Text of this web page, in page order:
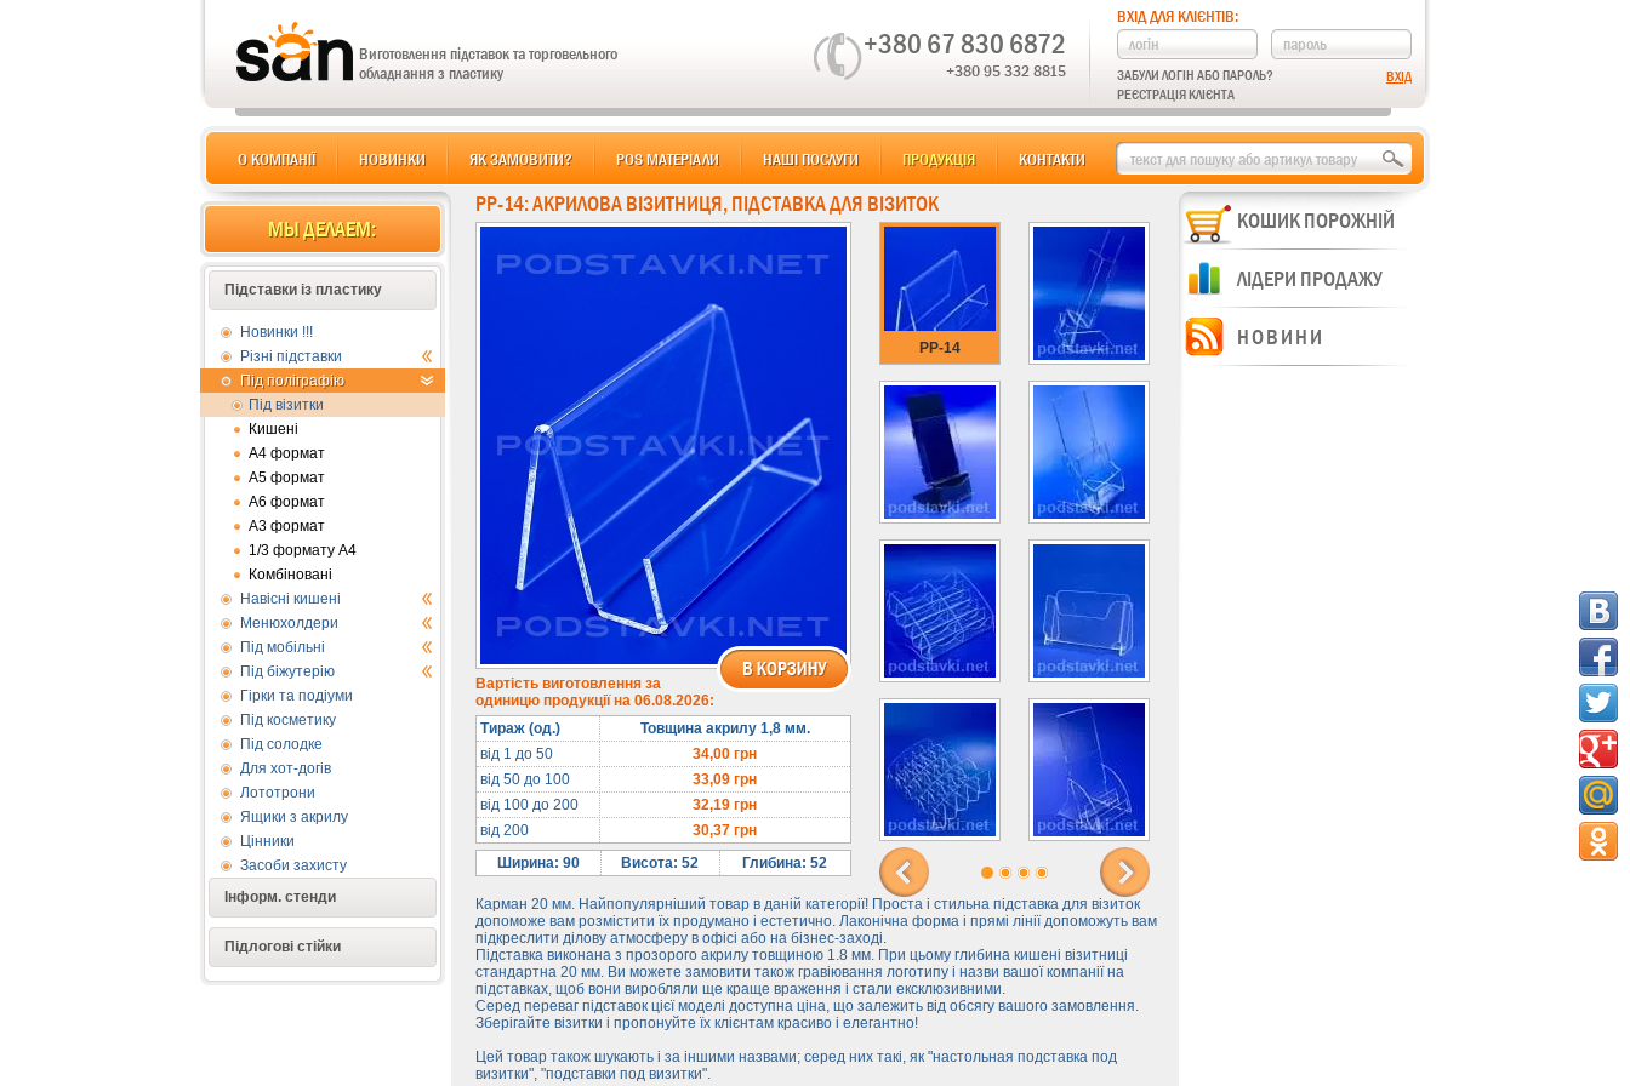
Виготовлення підставок та торговельного
обладнання з пластику
+380 67 830 6872
+380 95 332 8815
ВХІД ДЛЯ КЛІЄНТІВ:
ЗАБУЛИ ЛОГІН АБО ПАРОЛЬ?
РЕЄСТРАЦІЯ КЛІЄНТА
О КОМПАНІЇ НОВИНКИ ЯК ЗАМОВИТИ? POS МАТЕРІАЛИ НАШІ ПОСЛУГИ ПРОДУКЦІЯ КОНТАКТИ
МЫ ДЕЛАЕМ:
Підставки із пластику
Новинки !!!
Різні підставки
Під поліграфію
Під візитки
Кишені
А4 формат
А5 формат
А6 формат
А3 формат
1/3 формату А4
Комбіновані
Навісні кишені
Менюхолдери
Під мобільні
Під біжутерію
Гірки та подіуми
Під косметику
Під солодке
Для хот-догів
Лототрони
Ящики з акрилу
Цінники
Засоби захисту
Інформ. стенди
Підлогові стійки
PP-14: АКРИЛОВА ВІЗИТНИЦЯ, ПІДСТАВКА ДЛЯ ВІЗИТОК
Вартість виготовлення за
одиницю продукції на 06.08.2026:
Тираж (од.)
Товщина акрилу 1,8 мм.
від 1 до 50
34,00 грн
від 50 до 100
33,09 грн
від 100 до 200
32,19 грн
від 200
30,37 грн
Ширина: 90
Висота: 52 Глибина: 52
Карман 20 мм. Найпопулярніший товар в даній категорії! Проста і стильна підставка для візиток
допоможе вам розмістити їх продумано і естетично. Лаконічна форма і прямі лінії допоможуть вам
підкреслити ділову атмосферу в офісі або на бізнес-заході.
Підставка виконана з прозорого акрилу товщиною 1.8 мм. При цьому глибина кишені візитниці
стандартна 20 мм. Ви можете замовити також гравіювання логотипу і назви вашої компанії на
підставках, щоб вони виробляли ще краще враження і стали ексклюзивними.
Серед переваг підставок цієї моделі доступна ціна, що залежить від обсягу вашого замовлення.
Зберігайте візитки і пропонуйте їх клієнтам красиво і елегантно!
Цей товар також шукають і за іншими назвами; серед них такі, як "настольная подставка под
визитки", "подставки под визитки".
PP-14
КОШИК ПОРОЖНІЙ
ЛІДЕРИ ПРОДАЖУ
НОВИНИ